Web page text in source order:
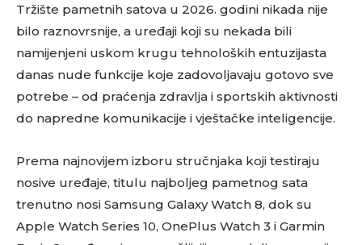
​Tržište pametnih satova u 2026. godini nikada nije
bilo raznovrsnije, a uređaji koji su nekada bili
namijenjeni uskom krugu tehnoloških entuzijasta
danas nude funkcije koje zadovoljavaju gotovo sve
potrebe – od praćenja zdravlja i sportskih aktivnosti
do napredne komunikacije i vještačke inteligencije.
Prema najnovijem izboru stručnjaka koji testiraju
nosive uređaje, titulu najboljeg pametnog sata
trenutno nosi Samsung Galaxy Watch 8, dok su
Apple Watch Series 10, OnePlus Watch 3 i Garmin